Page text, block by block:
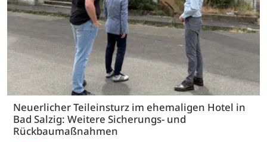
Neuerlicher Teileinsturz im ehemaligen Hotel in
Bad Salzig: Weitere Sicherungs- und
Rückbaumaßnahmen